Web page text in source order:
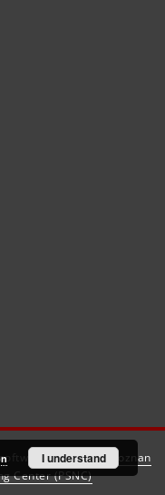
created by
Poznan
Center (PSNC)
I understand